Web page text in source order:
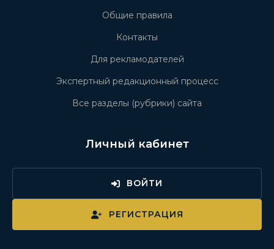
Общие правила
Контакты
Для рекламодателей
Экспертный редакционный процесс
Все разделы (рубрики) сайта
Личный кабинет
ВОЙТИ
РЕГИСТРАЦИЯ